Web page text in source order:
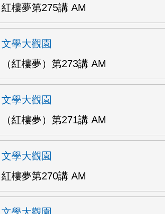
紅樓夢第275講 AM
文學大觀園
（紅樓夢）第273講 AM
文學大觀園
（紅樓夢）第271講 AM
文學大觀園
紅樓夢第270講 AM